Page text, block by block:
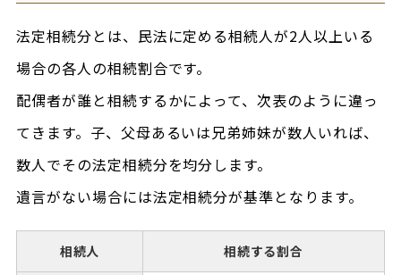
法定相続分とは、民法に定める相続人が2人以上いる
場合の各人の相続割合です。
配偶者が誰と相続するかによって、次表のように違っ
てきます。子、父母あるいは兄弟姉妹が数人いれば、
数人でその法定相続分を均分します。
遺言がない場合には法定相続分が基準となります。
相続人 相続する割合